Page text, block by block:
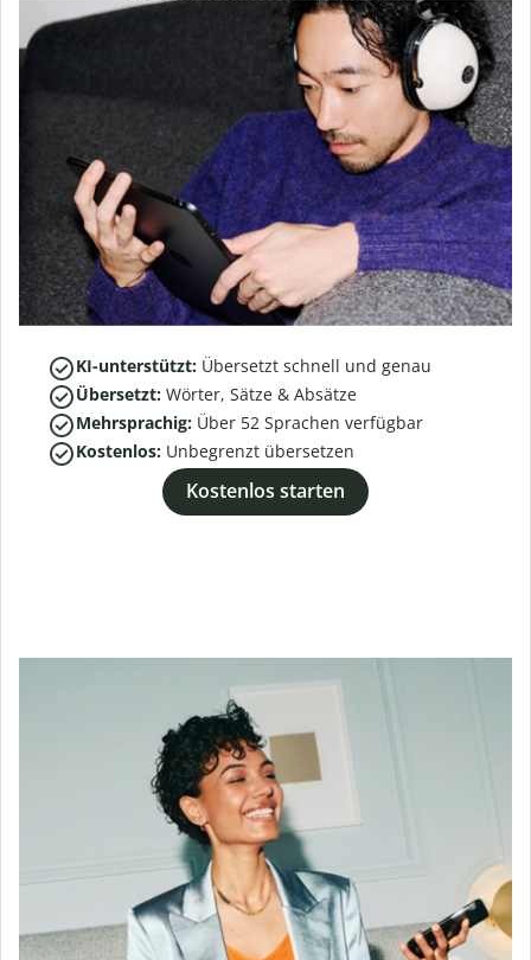
KI-unterstützt: Übersetzt schnell und genau
Übersetzt: Wörter, Sätze & Absätze
Mehrsprachig: Über 52 Sprachen verfügbar
Kostenlos: Unbegrenzt übersetzen
Kostenlos starten